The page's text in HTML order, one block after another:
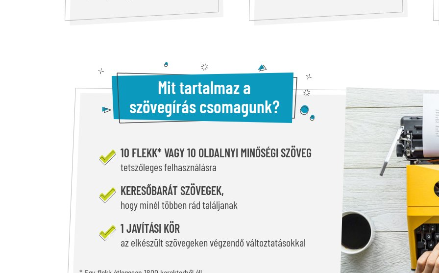
Mit tartalmaz a
szövegírás csomagunk?
10 FLEKK* VAGY 10 OLDALNYI MINŐSÉGI SZÖVEG
tetszőleges felhasználásra
KERESŐBARÁT SZÖVEGEK,
hogy minél többen rád találjanak
1 JAVÍTÁSI KÖR
az elkészült szövegeken végzendő változtatásokkal